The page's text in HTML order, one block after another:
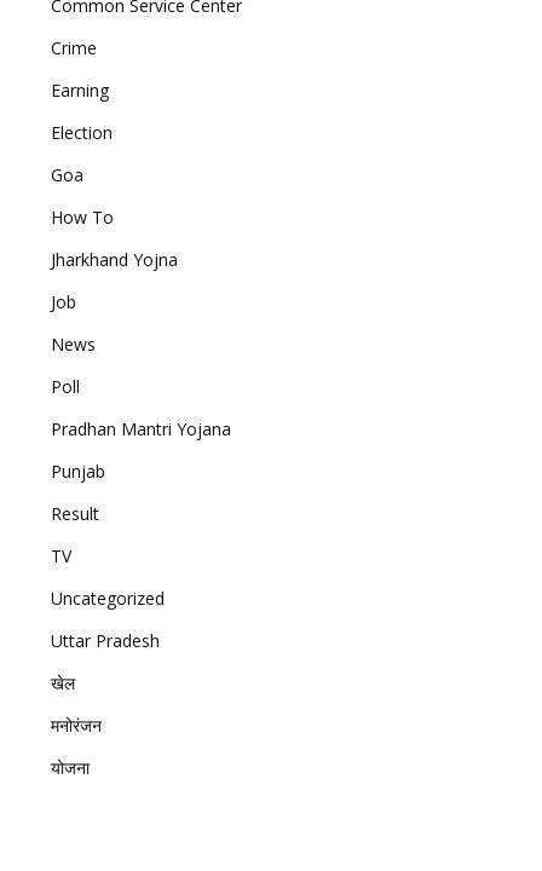
Common Service Center
Crime
Earning
Election
Goa
How To
Jharkhand Yojna
Job
News
Poll
Pradhan Mantri Yojana
Punjab
Result
TV
Uncategorized
Uttar Pradesh
खेल
मनोरंजन
योजना